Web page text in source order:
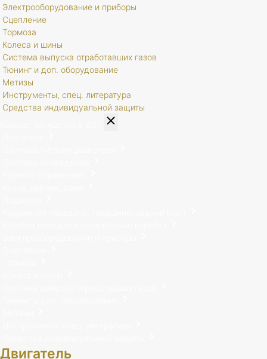
Электрооборудование и приборы
Сцепление
Тормоза
Колеса и шины
Система выпуска отработавших газов
Тюнинг и доп. оборудование
Метизы
Инструменты, спец. литература
Средства индивидуальной защиты
Двигатель